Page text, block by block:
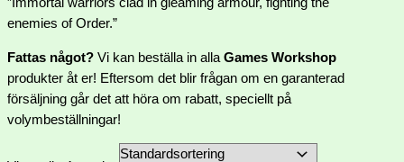
enemies of Order.”
Fattas något? Vi kan beställa in alla Games Workshop
produkter åt er! Eftersom det blir frågan om en garanterad
försäljning går det att höra om rabatt, speciellt på
volymbeställningar!